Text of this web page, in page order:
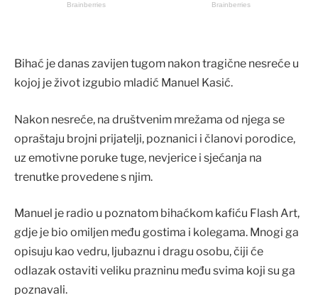
Bihać je danas zavijen tugom nakon tragične nesreće u
kojoj je život izgubio mladić Manuel Kasić.
Nakon nesreće, na društvenim mrežama od njega se
opraštaju brojni prijatelji, poznanici i članovi porodice,
uz emotivne poruke tuge, nevjerice i sjećanja na
trenutke provedene s njim.
Manuel je radio u poznatom bihaćkom kafiću Flash Art,
gdje je bio omiljen među gostima i kolegama. Mnogi ga
opisuju kao vedru, ljubaznu i dragu osobu, čiji će
odlazak ostaviti veliku prazninu među svima koji su ga
poznavali.